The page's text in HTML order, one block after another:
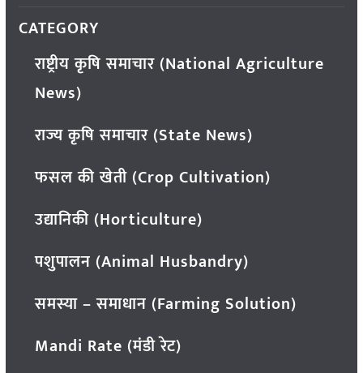
CATEGORY
राष्ट्रीय कृषि समाचार (National Agriculture
News)
राज्य कृषि समाचार (State News)
फसल की खेती (Crop Cultivation)
उद्यानिकी (Horticulture)
पशुपालन (Animal Husbandry)
समस्या – समाधान (Farming Solution)
Mandi Rate (मंडी रेट)